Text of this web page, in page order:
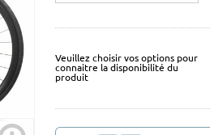
Veuillez choisir vos options pour
connaitre la disponibilité du
produit